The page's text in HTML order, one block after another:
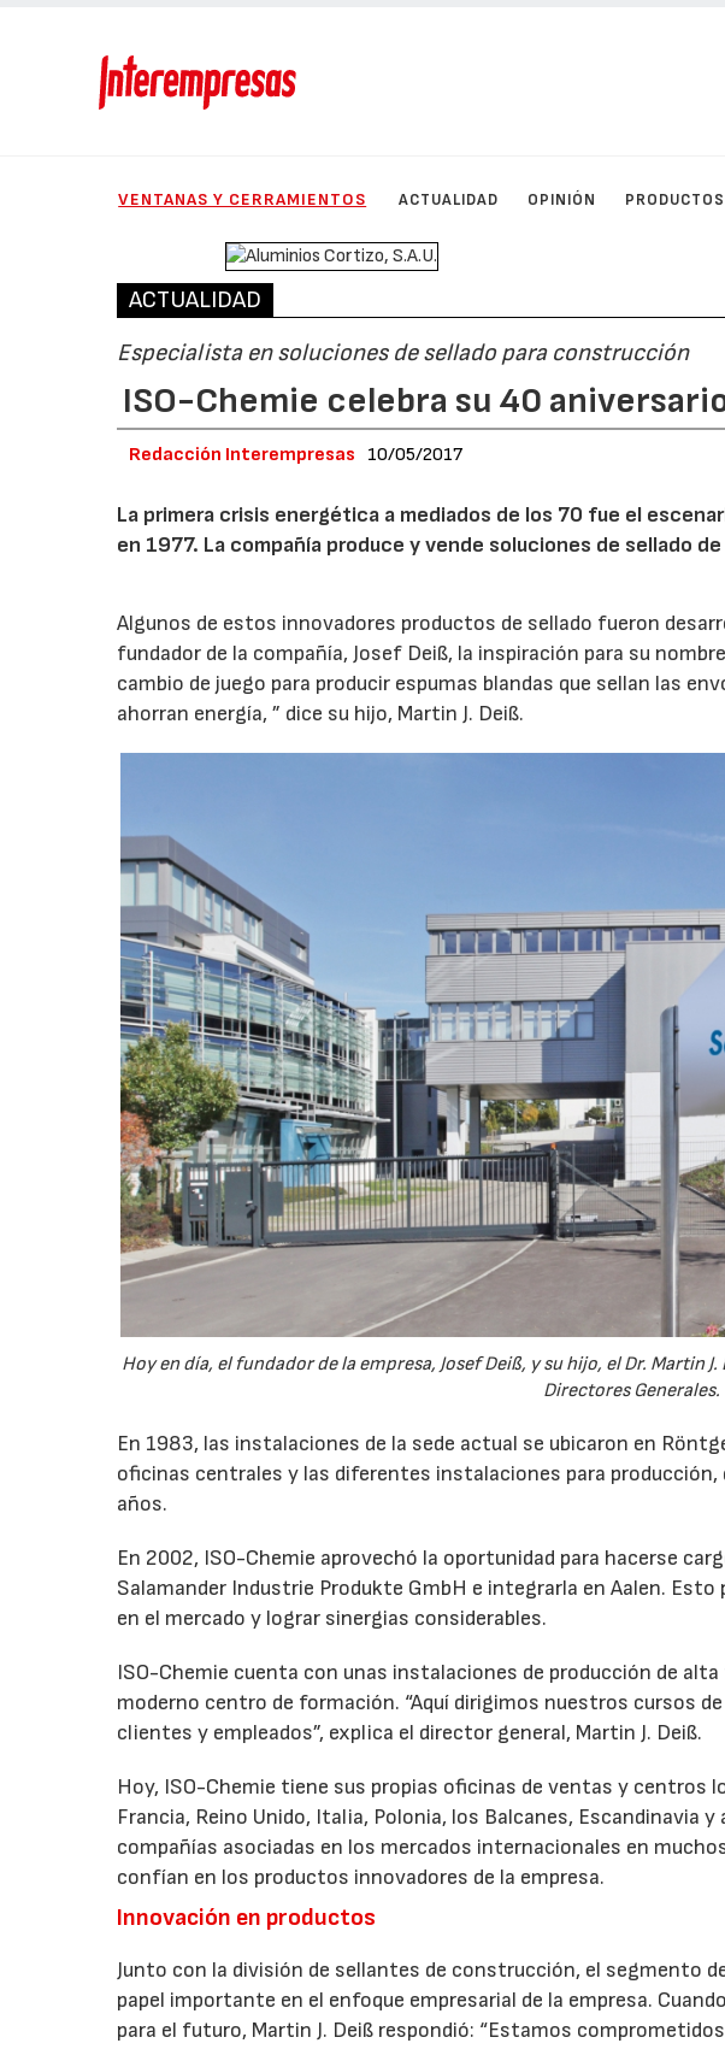
VENTANAS Y CERRAMIENTOS ACTUALIDAD OPINIÓN PRODUCTOS
ACTUALIDAD
Especialista en soluciones de sellado para construcción
ISO-Chemie celebra su 40
Redacción Interempresas 10/05/2017
La primera crisis energética a mediados de los 70 fue el
en 1977. La compañía produce y vende soluciones de sellado
Algunos de estos innovadores productos de sellado fueron
fundador de la compañía, Josef Deiß, la inspiración para su
cambio de juego para producir espumas blandas que sellan las
ahorran energía, ” dice su hijo, Martin J. Deiß.
Hoy en día, el fundador de la empresa, Josef Deiß, y su hijo, el Dr. Martin
Directores Generales.
En 1983, las instalaciones de la sede actual se ubicaron en
oficinas centrales y las diferentes instalaciones para producción,
años.
En 2002, ISO-Chemie aprovechó la oportunidad para hacerse
Salamander Industrie Produkte GmbH e integrarla en Aalen.
en el mercado y lograr sinergias considerables.
ISO-Chemie cuenta con unas instalaciones de producción de
moderno centro de formación. “Aquí dirigimos nuestros cursos
clientes y empleados”, explica el director general, Martin J. Deiß.
Hoy, ISO-Chemie tiene sus propias oficinas de ventas y centros
Francia, Reino Unido, Italia, Polonia, los Balcanes, Escandinavia
compañías asociadas en los mercados internacionales en
confían en los productos innovadores de la empresa.
Innovación en productos
Junto con la división de sellantes de construcción, el segmento
papel importante en el enfoque empresarial de la empresa.
para el futuro, Martin J. Deiß respondió: “Estamos